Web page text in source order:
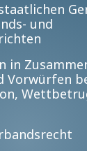
und
in
Vorwürfen